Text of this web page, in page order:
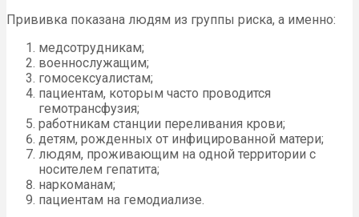
Прививка показана людям из группы риска, а именно:
медсотрудникам;
военнослужащим;
гомосексуалистам;
пациентам, которым часто проводится
гемотрансфузия;
работникам станции переливания крови;
детям, рожденных от инфицированной матери;
людям, проживающим на одной территории с
носителем гепатита;
наркоманам;
пациентам на гемодиализе.